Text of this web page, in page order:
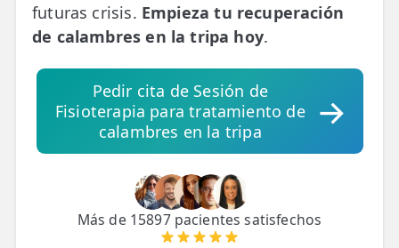
futuras crisis. Empieza tu recuperación
de calambres en la tripa hoy.
Pedir cita de Sesión de
Fisioterapia para tratamiento de
calambres en la tripa
Más de 15897 pacientes satisfechos